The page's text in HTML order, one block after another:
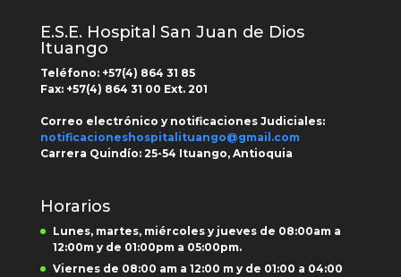
E.S.E. Hospital San Juan de Dios
Ituango
Teléfono: +57(4) 864 31 85
Fax: +57(4) 864 31 00 Ext.201
Correo electrónico y notificaciones Judiciales:
notificacioneshospitalituango@gmail.com
Carrera Quindío:25-54 Ituango, Antioquia
Horarios
Lunes, martes, miércoles y jueves de 08:00am a
12:00m y de 01:00pm a 05:00pm.
Viernes de 08:00 am a 12:00 m y de 01:00 a 04:00